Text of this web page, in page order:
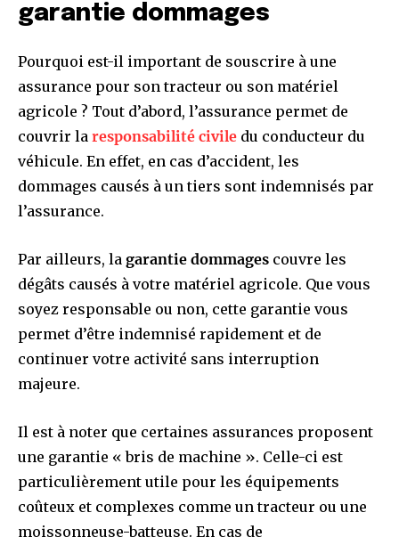
garantie dommages
Pourquoi est-il important de souscrire à une
assurance pour son tracteur ou son matériel
agricole ? Tout d’abord, l’assurance permet de
couvrir la responsabilité civile du conducteur du
véhicule. En effet, en cas d’accident, les
dommages causés à un tiers sont indemnisés par
l’assurance.
Par ailleurs, la garantie dommages couvre les
dégâts causés à votre matériel agricole. Que vous
soyez responsable ou non, cette garantie vous
permet d’être indemnisé rapidement et de
continuer votre activité sans interruption
majeure.
Il est à noter que certaines assurances proposent
une garantie « bris de machine ». Celle-ci est
particulièrement utile pour les équipements
coûteux et complexes comme un tracteur ou une
moissonneuse-batteuse. En cas de